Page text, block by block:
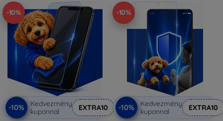
-10%
-10%
Kedvezmény
kuponnal
EXTRA10
-10%
-10%
Kedvezmény
kuponnal
EXTRA10